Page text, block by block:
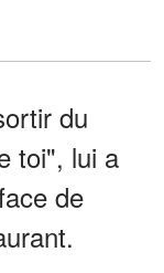
du
toi", lui a
de